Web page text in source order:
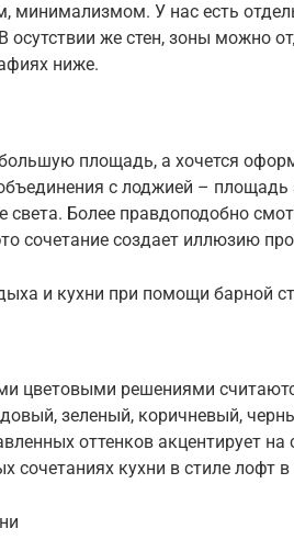
минимализмом. У нас есть
осутствии же стен, зоны можно
ниже.
площадь, а хочется
с лоджией – площадь
света. Более правдоподобно
сочетание создает иллюзию
и кухни при помощи барной
цветовыми решениями
зеленый, коричневый,
оттенков акцентирует на
сочетаниях кухни в стиле лофт